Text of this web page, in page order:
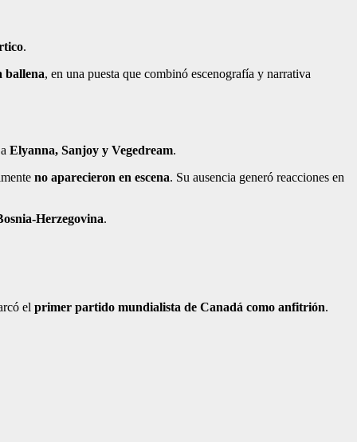
.
ballena, en una puesta que combinó escenografía y narrativa
Elyanna, Sanjoy y Vegedream.
no aparecieron en escena. Su ausencia generó reacciones en
Herzegovina.
el primer partido mundialista de Canadá como anfitrión.